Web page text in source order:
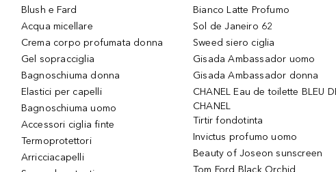
Blush e Fard
Acqua micellare
Crema corpo profumata donna
Gel sopracciglia
Bagnoschiuma donna
Elastici per capelli
Bagnoschiuma uomo
Accessori ciglia finte
Termoprotettori
Arricciacapelli
Bianco Latte Profumo
Sol de Janeiro 62
Sweed siero ciglia
Gisada Ambassador uomo
Gisada Ambassador donna
CHANEL Eau de toilette BLEU
CHANEL
Tirtir fondotinta
Invictus profumo uomo
Beauty of Joseon sunscreen
Tom Ford Black Orchid